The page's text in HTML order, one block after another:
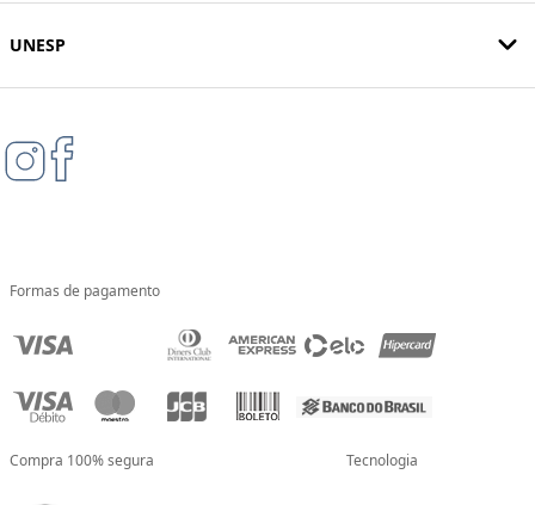
UNESP
Formas de pagamento
Compra 100% segura Tecnologia